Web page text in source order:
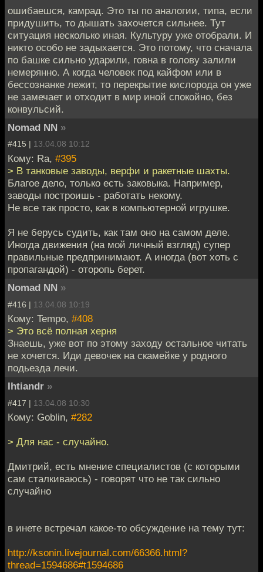
ошибаешся, камрад. Это ты по аналогии, типа, если
придушить, то дышать захочется сильнее. Тут
ситуация несколько иная. Культуру уже отобрали. И
никто особо не задыхается. Это потому, что сначала
по башке сильно ударили, говна в голову залили
немерянно. А когда человек под кайфом или в
бессознанке лежит, то перекрытие кислорода он уже
не замечает и отходит в мир иной спокойно, без
конвульсий.
Nomad NN »
#415 | 13.04.08 10:12
Кому: Ra, #395
> В танковые заводы, верфи и ракетные шахты.
Благое дело, только есть заковыка. Например,
заводы построишь - работать некому.
Не все так просто, как в компьютерной игрушке.
Я не берусь судить, как там оно на самом деле.
Иногда движения (на мой личный взгляд) супер
правильные предпринимают. А иногда (вот хоть с
пропагандой) - оторопь берет.
Nomad NN »
#416 | 13.04.08 10:19
Кому: Tempo, #408
> Это всё полная херня
Знаешь, уже вот по этому заходу остальное читать
не хочется. Иди девочек на скамейке у родного
подьезда лечи.
Ihtiandr »
#417 | 13.04.08 10:30
Кому: Goblin, #282
> Для нас - случайно.
Дмитрий, есть мнение специалистов (с которыми
сам сталкиваюсь) - говорят что не так сильно
случайно
в инете встречал какое-то обсуждение на тему тут:
http://ksonin.livejournal.com/66366.html?
thread=1594686#t1594686